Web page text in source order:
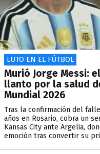
LUTO EN EL FÚTBOL
Murió Jorge Messi:
llanto por la salud
Mundial 2026
Tras la confirmación del
años en Rosario, cobra un
Kansas City ante Argelia,
emoción tras convertir su